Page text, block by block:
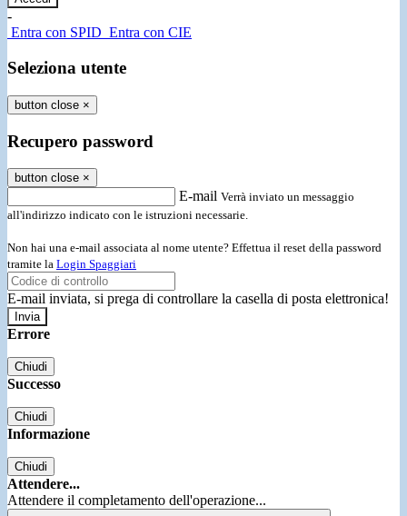
-
Entra con SPID Entra con CIE
Seleziona utente
button close ×
Recupero password
button close ×
E-mail Verrà inviato un messaggio
all'indirizzo indicato con le istruzioni necessarie.
Non hai una e-mail associata al nome utente? Effettua il reset della password
tramite la Login Spaggiari
E-mail inviata, si prega di controllare la casella di posta elettronica!
Errore
Chiudi
Successo
Chiudi
Informazione
Chiudi
Attendere...
Attendere il completamento dell'operazione...